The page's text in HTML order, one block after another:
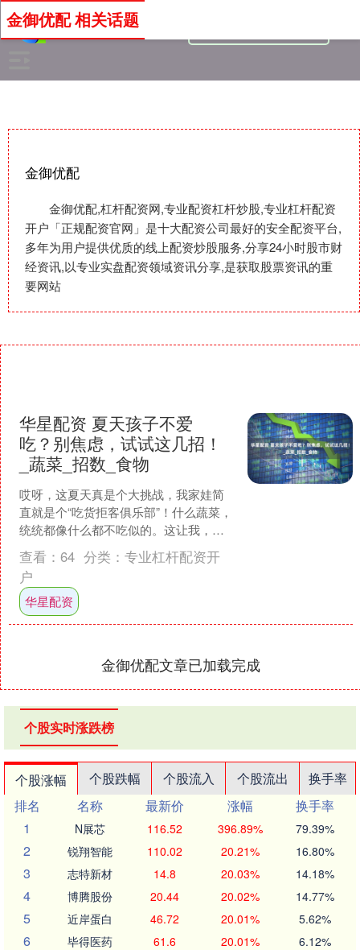
金御优配
金御优配,杠杆配资网,专业配资杠杆炒股,专业杠杆配资
开户「正规配资官网」是十大配资公司最好的安全配资平台,
多年为用户提供优质的线上配资炒股服务,分享24小时股市财
经资讯,以专业实盘配资领域资讯分享,是获取股票资讯的重
要网站
金御优配 相关话题
华星配资 夏天孩子不爱
吃？别焦虑，试试这几招！
_蔬菜_招数_食物
哎呀，这夏天真是个大挑战，我家娃简
直就是个“吃货拒客俱乐部”！什么蔬菜，
统统都像什么都不吃似的。这让我，一
个“老母亲”，真的有点焦虑。我试过各种
方法，结果… 唉....
查看： 64 分类： 专业杠杆配资开
户
华星配资
金御优配文章已加载完成
个股实时涨跌榜
个股涨幅 个股跌幅 个股流入 个股流出
换手率
排名
名称 最新价 涨幅
换手率
1
N展芯 116.52 396.89% 79.39%
2 锐翔智能 110.02 20.21% 16.80%
3 志特新材 14.8 20.03% 14.18%
4 博腾股份 20.44 20.02% 14.77%
5 近岸蛋白 46.72 20.01% 5.62%
6 毕得医药 61.6 20.01% 6.12%